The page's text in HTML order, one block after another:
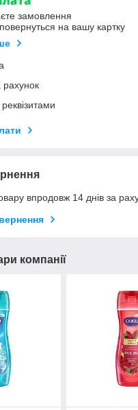
замовлення
на вашу картку
впродовж 14 днів за
компанії